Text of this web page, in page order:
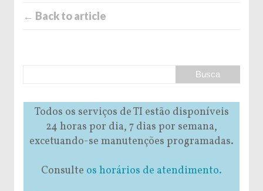
← Back to article
Todos os serviços de TI estão disponíveis
24 horas por dia, 7 dias por semana,
excetuando-se manutenções programadas.
Consulte os horários de atendimento.